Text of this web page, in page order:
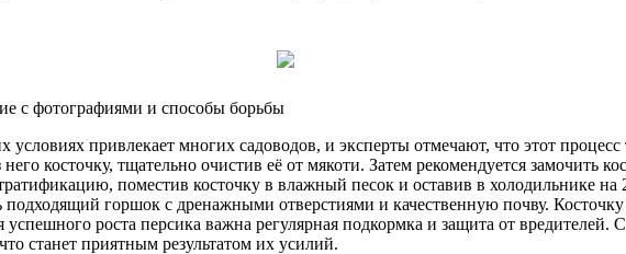
с фотографиями и способы борьбы
привлекает многих садоводов, и эксперты отмечают, что этот процесс
косточку, тщательно очистив её от мякоти. Затем рекомендуется замочить
поместив косточку в влажный песок и оставив в холодильнике на
горшок с дренажными отверстиями и качественную почву.
роста персика важна регулярная подкормка и защита от вредителей.
станет приятным результатом их усилий.